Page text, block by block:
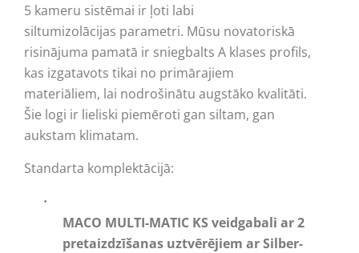
5 kameru sistēmai ir ļoti labi
siltumizolācijas parametri. Mūsu novatoriskā
risinājuma pamatā ir sniegbalts A klases profils,
kas izgatavots tikai no primārajiem
materiāliem, lai nodrošinātu augstāko kvalitāti.
Šie logi ir lieliski piemēroti gan siltam, gan
aukstam klimatam.
Standarta komplektācijā:
·
MACO MULTI-MATIC KS veidgabali ar 2
pretaizdzīšanas uztvērējiem ar Silber-